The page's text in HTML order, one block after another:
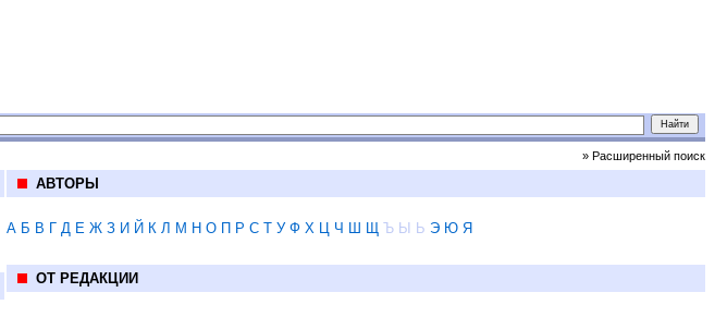
» Расширенный поиск
АВТОРЫ
А Б В Г Д Е Ж З И Й К Л М Н О П Р С Т У Ф Х Ц Ч Ш Щ Ъ Ы Ь Э Ю Я
ОТ РЕДАКЦИИ